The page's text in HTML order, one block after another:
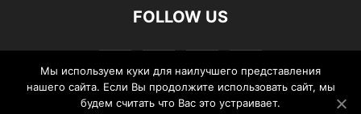
FOLLOW US
Мы используем куки для наилучшего представления
нашего сайта. Если Вы продолжите использовать сайт, мы
будем считать что Вас это устраивает.